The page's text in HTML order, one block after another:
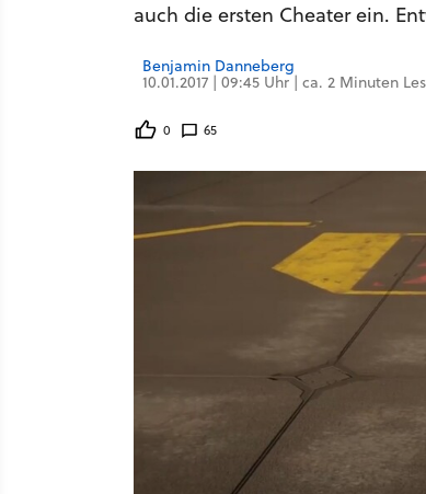
auch die ersten Cheater ein.
Benjamin Danneberg
10.01.2017 | 09:45 Uhr | ca. 2 Minuten
0 65